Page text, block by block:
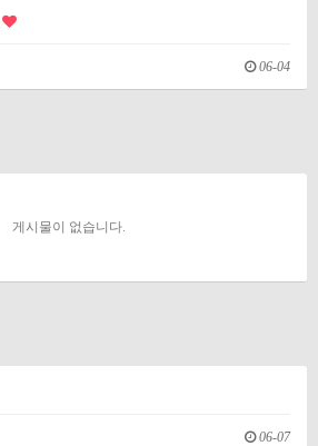
06-04
게시물이 없습니다.
06-07